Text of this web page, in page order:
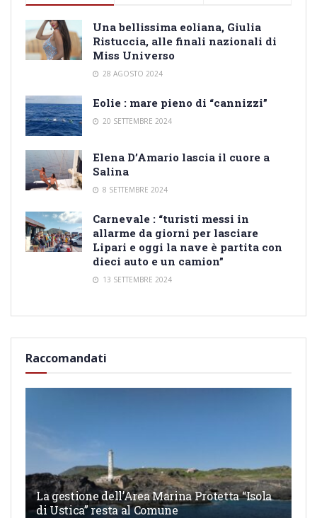
Una bellissima eoliana, Giulia
Ristuccia, alle finali nazionali di
Miss Universo
28 AGOSTO 2024
Eolie : mare pieno di “cannizzi”
20 SETTEMBRE 2024
Elena D’Amario lascia il cuore a
Salina
8 SETTEMBRE 2024
Carnevale : “turisti messi in
allarme da giorni per lasciare
Lipari e oggi la nave è partita con
dieci auto e un camion”
13 SETTEMBRE 2024
Raccomandati
La gestione dell’Area Marina Protetta “Isola
di Ustica” resta al Comune